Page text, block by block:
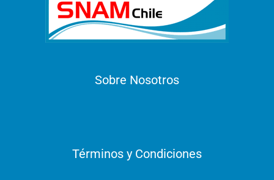
Sobre Nosotros
Términos y Condiciones